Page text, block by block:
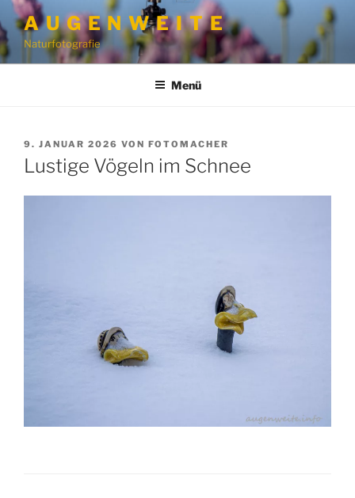
Zum
Inhalt
springen
A U G E N W E I T E
Naturfotografie
Menü
VERÖFFENTLICHT
AM
9. JANUAR 2026 VON FOTOMACHER
Lustige Vögeln im Schnee